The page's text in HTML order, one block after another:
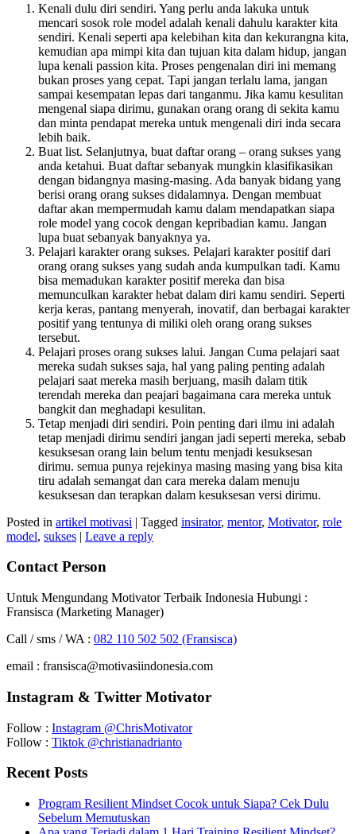
Kenali dulu diri sendiri. Yang perlu anda lakuka untuk
mencari sosok role model adalah kenali dahulu karakter kita
sendiri. Kenali seperti apa kelebihan kita dan kekurangna kita,
kemudian apa mimpi kita dan tujuan kita dalam hidup, jangan
lupa kenali passion kita. Proses pengenalan diri ini memang
bukan proses yang cepat. Tapi jangan terlalu lama, jangan
sampai kesempatan lepas dari tanganmu. Jika kamu kesulitan
mengenal siapa dirimu, gunakan orang orang di sekita kamu
dan minta pendapat mereka untuk mengenali diri inda secara
lebih baik.
Buat list. Selanjutnya, buat daftar orang – orang sukses yang
anda ketahui. Buat daftar sebanyak mungkin klasifikasikan
dengan bidangnya masing-masing. Ada banyak bidang yang
berisi orang orang sukses didalamnya. Dengan membuat
daftar akan mempermudah kamu dalam mendapatkan siapa
role model yang cocok dengan kepribadian kamu. Jangan
lupa buat sebanyak banyaknya ya.
Pelajari karakter orang sukses. Pelajari karakter positif dari
orang orang sukses yang sudah anda kumpulkan tadi. Kamu
bisa memadukan karakter positif mereka dan bisa
memunculkan karakter hebat dalam diri kamu sendiri. Seperti
kerja keras, pantang menyerah, inovatif, dan berbagai karakter
positif yang tentunya di miliki oleh orang orang sukses
tersebut.
Pelajari proses orang sukses lalui. Jangan Cuma pelajari saat
mereka sudah sukses saja, hal yang paling penting adalah
pelajari saat mereka masih berjuang, masih dalam titik
terendah mereka dan peajari bagaimana cara mereka untuk
bangkit dan meghadapi kesulitan.
Tetap menjadi diri sendiri. Poin penting dari ilmu ini adalah
tetap menjadi dirimu sendiri jangan jadi seperti mereka, sebab
kesuksesan orang lain belum tentu menjadi kesuksesan
dirimu. semua punya rejekinya masing masing yang bisa kita
tiru adalah semangat dan cara mereka dalam menuju
kesuksesan dan terapkan dalam kesuksesan versi dirimu.
Posted in artikel motivasi | Tagged insirator, mentor, Motivator, role
model, sukses | Leave a reply
Contact Person
Untuk Mengundang Motivator Terbaik Indonesia Hubungi :
Fransisca (Marketing Manager)
Call / sms / WA : 082 110 502 502 (Fransisca)
email : fransisca@motivasiindonesia.com
Instagram & Twitter Motivator
Follow : Instagram @ChrisMotivator
Follow : Tiktok @christianadrianto
Recent Posts
Program Resilient Mindset Cocok untuk Siapa? Cek Dulu
Sebelum Memutuskan